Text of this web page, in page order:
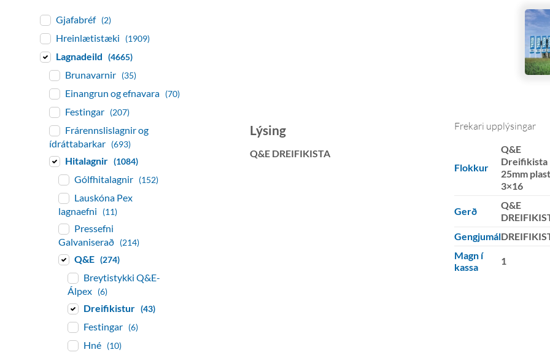
Lýsing
Q&E DREIFIKISTA
Frekari upplýsingar
Flokkur
Q&E
Dreifikista
25mm plast
3×16
Gerð
Q&E
Gengjumál
Magn í
kassa
1
Gjafabréf (2)
Hreinlætistæki (1909)
Lagnadeild (4665)
Brunavarnir (35)
Einangrun og efnavara (70)
Festingar (207)
Frárennslislagnir og
ídráttabarkar (693)
Hitalagnir (1084)
Gólfhitalagnir (152)
Lauskóna Pex
lagnaefni
(11)
Pressefni
Galvaniserað (214)
Q&E (274)
Breytistykki Q&E-
Álpex (6)
Dreifikistur (43)
Festingar (6)
Hné (10)